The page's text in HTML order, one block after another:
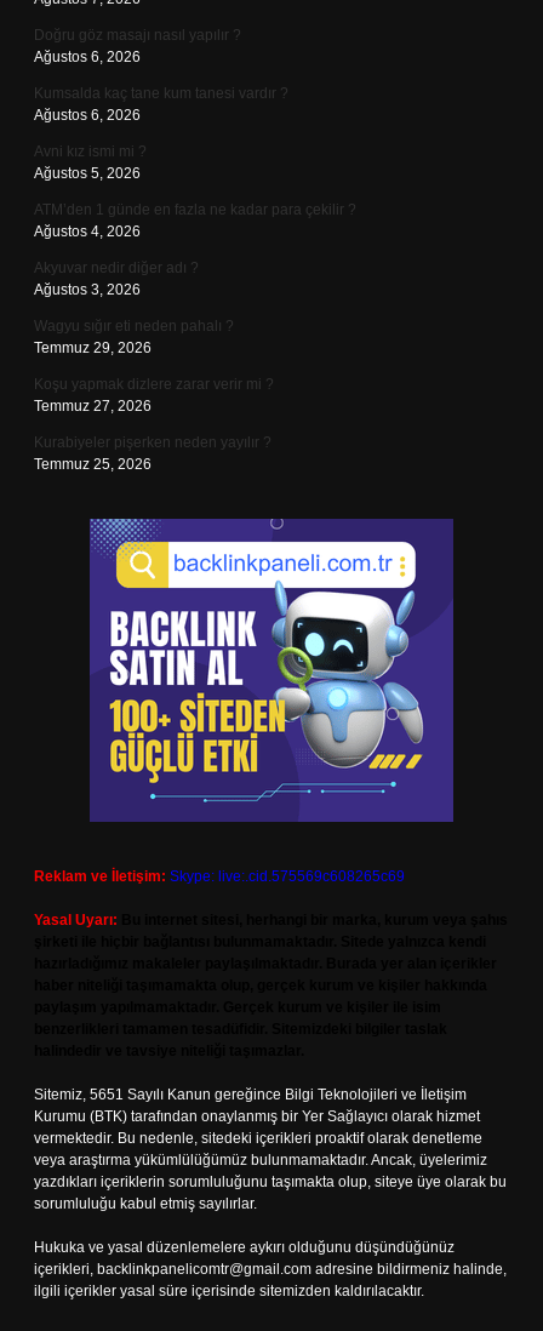
Doğru göz masajı nasıl yapılır ?
Ağustos 6, 2026
Kumsalda kaç tane kum tanesi vardır ?
Ağustos 6, 2026
Avni kız ismi mi ?
Ağustos 5, 2026
ATM’den 1 günde en fazla ne kadar para çekilir ?
Ağustos 4, 2026
Akyuvar nedir diğer adı ?
Ağustos 3, 2026
Wagyu sığır eti neden pahalı ?
Temmuz 29, 2026
Koşu yapmak dizlere zarar verir mi ?
Temmuz 27, 2026
Kurabiyeler pişerken neden yayılır ?
Temmuz 25, 2026
Reklam ve İletişim: Skype: live:.cid.575569c608265c69
Yasal Uyarı:
Sitemiz, 5651 Sayılı Kanun gereğince Bilgi Teknolojileri ve İletişim
Kurumu (BTK) tarafından onaylanmış bir Yer Sağlayıcı olarak hizmet
vermektedir. Bu nedenle, sitedeki içerikleri proaktif olarak denetleme
veya araştırma yükümlülüğümüz bulunmamaktadır. Ancak, üyelerimiz
yazdıkları içeriklerin sorumluluğunu taşımakta olup, siteye üye olarak bu
sorumluluğu kabul etmiş sayılırlar.
Hukuka ve yasal düzenlemelere aykırı olduğunu düşündüğünüz
içerikleri, backlinkpanelicomtr@gmail.com adresine bildirmeniz halinde,
ilgili içerikler yasal süre içerisinde sitemizden kaldırılacaktır.